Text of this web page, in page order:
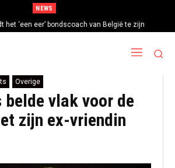
NEWS
het ‘een eer’ bondscoach van België te zijn
Overige
vlak voor de
zijn ex-vriendin